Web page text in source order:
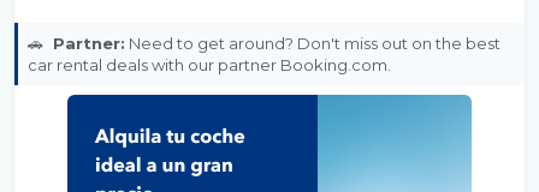
🚗 Partner: Need to get around? Don't miss out on the best
car rental deals with our partner Booking.com.